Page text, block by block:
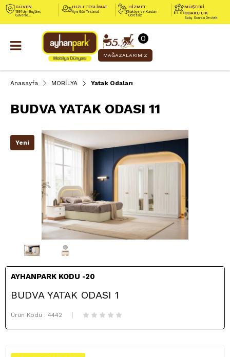
GÜVEN
1991’den Bugüne,
Güvenle...
HIZLI TESLİMAT
Aynı Gün Teslimat
HİZMET
Nakliye ve Kurulum
Ücretsiz
MÜŞTERİ
ODAKLILIK
Satış Sonrası Destek
0
MAĞAZALARIMIZ
Anasayfa MOBİLYA Yatak Odaları
BUDVA YATAK ODASI 11
Yeni
AYHANPARK KODU -20
BUDVA YATAK ODASI 1
Ürün Kodu : 4442